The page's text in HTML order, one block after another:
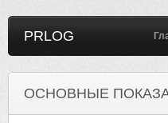
PRLOG
ОСНОВНЫЕ